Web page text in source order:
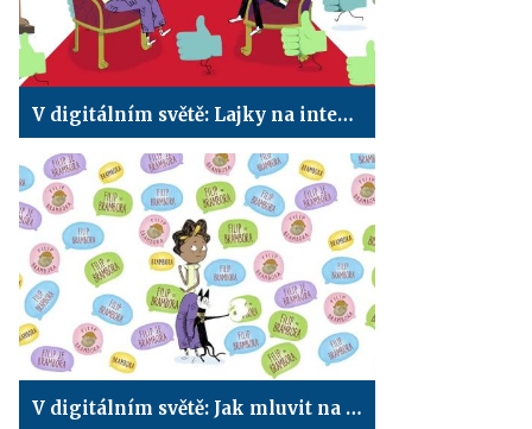
V digitálním světě: Lajky na internetu
V digitálním světě: Jak mluvit na internetu